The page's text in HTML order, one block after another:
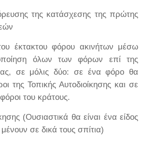
της κατάσχεσης της πρώτης
έκτακτου φόρου ακινήτων μέσω
όλων των φόρων επί της
σε μόλις δύο: σε ένα φόρο θα
της Τοπικής Αυτοδιοίκησης και σε
του κράτους.
(Ουσιαστικά θα είναι ένα είδος
σε δικά τους σπίτια)